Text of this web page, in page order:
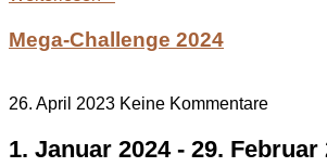
Mega-Challenge 2024
26. April 2023 Keine Kommentare
1. Januar 2024 - 29. Februar